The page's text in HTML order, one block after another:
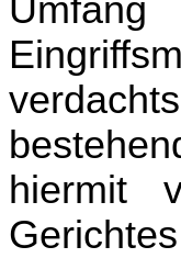
hiermit